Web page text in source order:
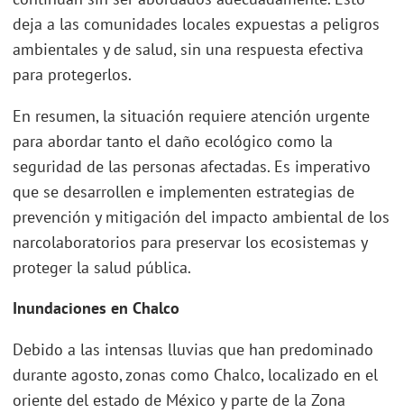
deja a las comunidades locales expuestas a peligros
ambientales y de salud, sin una respuesta efectiva
para protegerlos.
En resumen, la situación requiere atención urgente
para abordar tanto el daño ecológico como la
seguridad de las personas afectadas. Es imperativo
que se desarrollen e implementen estrategias de
prevención y mitigación del impacto ambiental de los
narcolaboratorios para preservar los ecosistemas y
proteger la salud pública.
Inundaciones en Chalco
Debido a las intensas lluvias que han predominado
durante agosto, zonas como Chalco, localizado en el
oriente del estado de México y parte de la Zona